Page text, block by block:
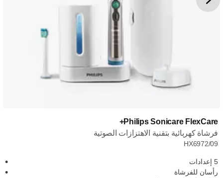
Philips Sonicare FlexCare+
فرشاة كهربائية بتقنية الاهتزازات الصوتية
HX6972/09
5 إعدادات
رأسان للفرشاة